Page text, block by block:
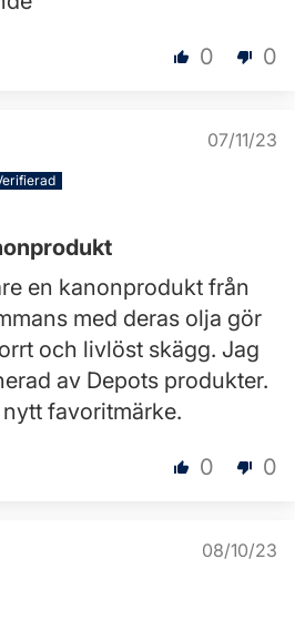
0 0
07/11/23
en kanonprodukt från
med deras olja gör
och livlöst skägg. Jag
av Depots produkter.
favoritmärke.
0 0
08/10/23